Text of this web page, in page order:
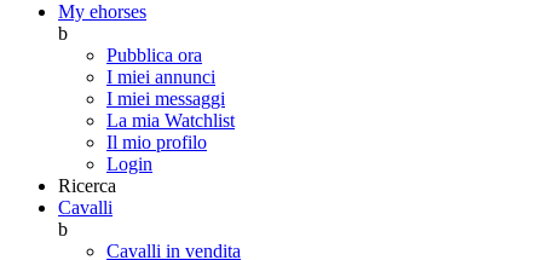
My ehorses
b
Pubblica ora
I miei annunci
I miei messaggi
La mia Watchlist
Il mio profilo
Login
Ricerca
Cavalli
b
Cavalli in vendita